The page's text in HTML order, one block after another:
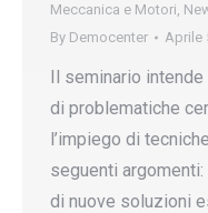
Meccanica e Motori,
By Democenter Aprile
Il seminario
di problematiche
l’impiego di
seguenti
di nuove soluzioni